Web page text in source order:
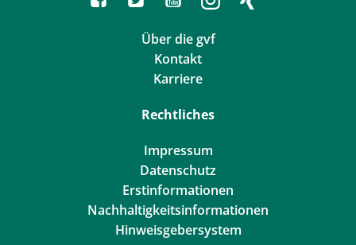
Über die gvf
Kontakt
Karriere
Rechtliches
Impressum
Datenschutz
Erstinformationen
Nachhaltigkeitsinformationen
Hinweisgebersystem